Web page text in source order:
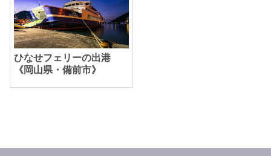
ひなせフェリーの出港
《岡山県・備前市》